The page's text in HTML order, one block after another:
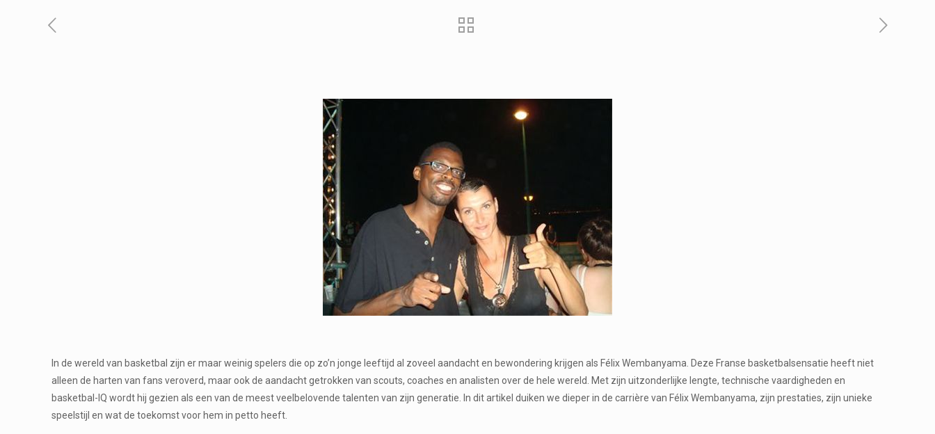
In de wereld van basketbal zijn er maar weinig spelers die op zo’n jonge leeftijd al zoveel aandacht en bewondering krijgen als Félix Wembanyama. Deze Franse basketbalsensatie heeft niet
alleen de harten van fans veroverd, maar ook de aandacht getrokken van scouts, coaches en analisten over de hele wereld. Met zijn uitzonderlijke lengte, technische vaardigheden en
basketbal-IQ wordt hij gezien als een van de meest veelbelovende talenten van zijn generatie. In dit artikel duiken we dieper in de carrière van Félix Wembanyama, zijn prestaties, zijn unieke
speelstijl en wat de toekomst voor hem in petto heeft.